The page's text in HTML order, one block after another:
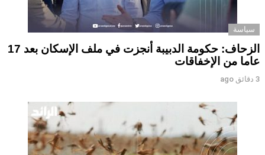
سياسة
الزحاف: حكومة الدبيبة أنجزت في ملف الإسكان بعد 17
عاما من الإخفاقات
3 دقائق ago